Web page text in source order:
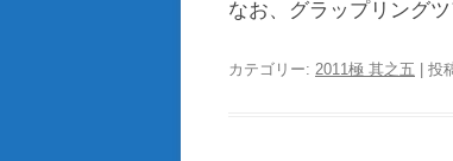
なお、グラップリング
カテゴリー: 2011極 其之五 | 投